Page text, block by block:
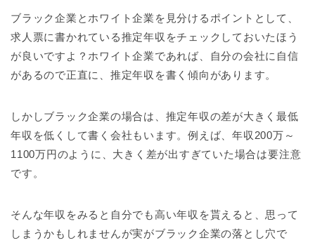
ブラック企業とホワイト企業を見分けるポイントとして、
求人票に書かれている推定年収をチェックしておいたほう
が良いですよ？ホワイト企業であれば、自分の会社に自信
があるので正直に、推定年収を書く傾向があります。
しかしブラック企業の場合は、推定年収の差が大きく最低
年収を低くして書く会社もいます。例えば、年収200万～
1100万円のように、大きく差が出すぎていた場合は要注意
です。
そんな年収をみると自分でも高い年収を貰えると、思って
しまうかもしれませんが実がブラック企業の落とし穴で